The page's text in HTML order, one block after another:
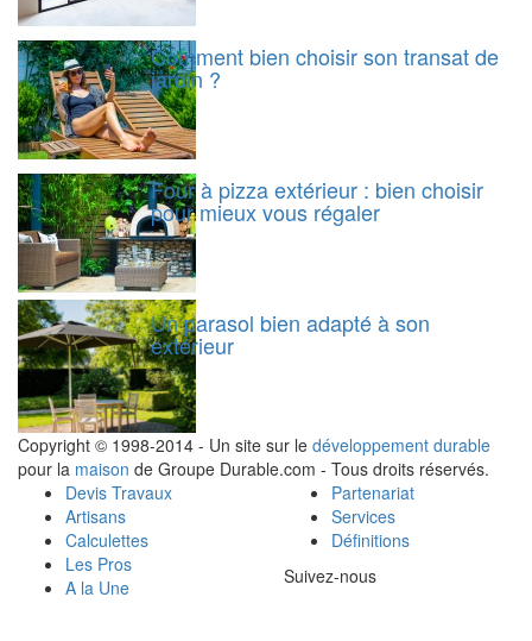
Comment bien choisir son transat de
jardin ?
Four à pizza extérieur : bien choisir
pour mieux vous régaler
Un parasol bien adapté à son
extérieur
Copyright © 1998-2014 - Un site sur le développement durable
pour la maison de Groupe Durable.com - Tous droits réservés.
Devis Travaux
Artisans
Calculettes
Les Pros
A la Une
Partenariat
Services
Définitions
Suivez-nous